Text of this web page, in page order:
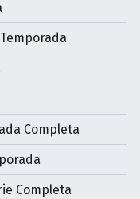
Completa
Completa